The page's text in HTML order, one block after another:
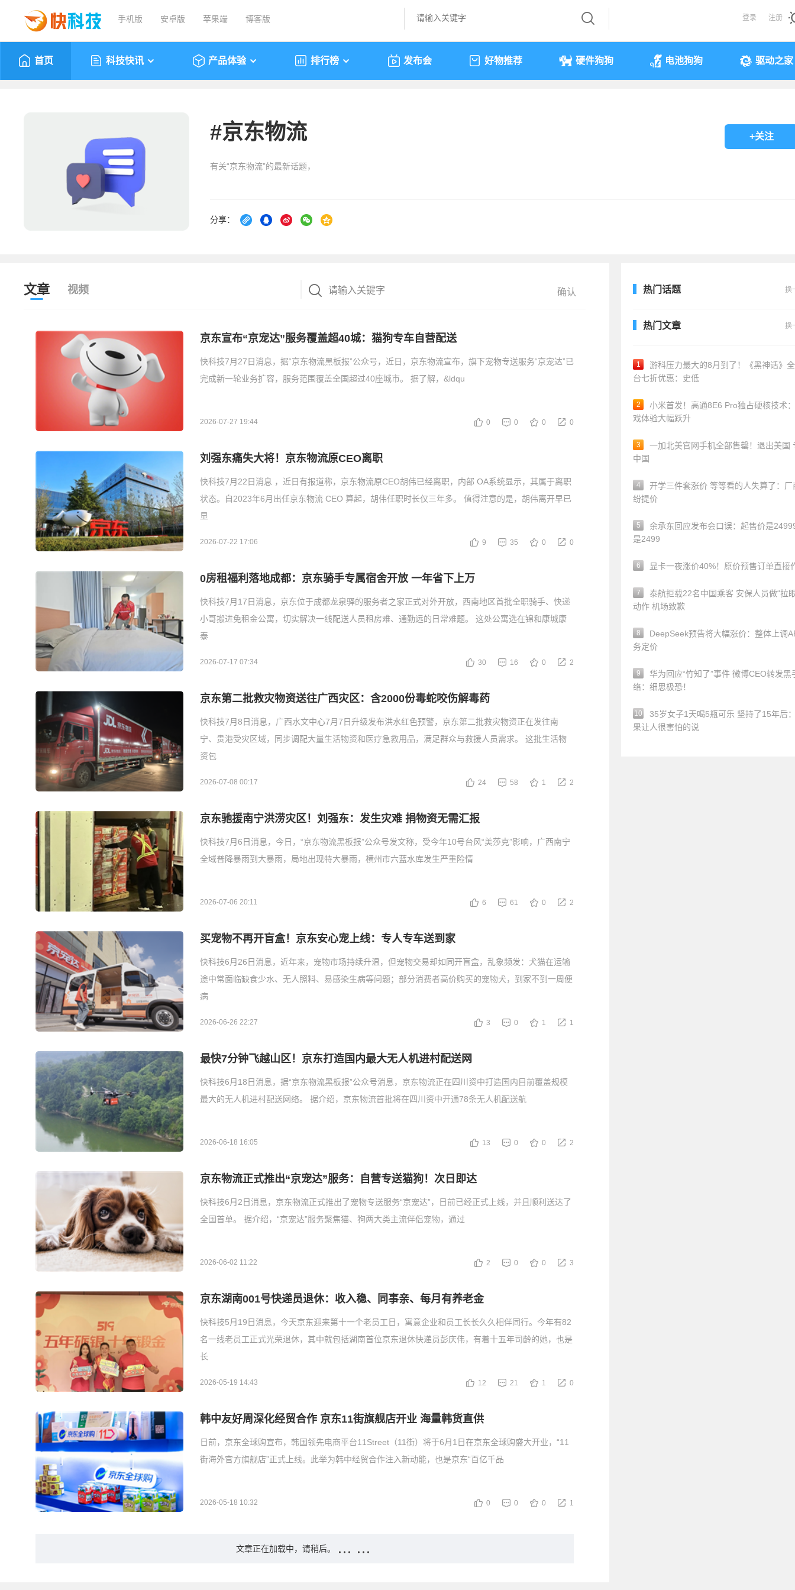
手机版 安卓版 苹果端 博客版 登录 注册
首页 科技快讯 产品体验 排行榜 发布会 好物推荐 硬件狗狗 电池狗狗 驱动之家
#京东物流
有关“京东物流”的最新话题，
分享：
+关注
文章 视频
京东宣布“京宠达”服务覆盖超40城：猫狗专车自营配送
快科技7月27日消息，据“京东物流黑板报”公众号，近日，京东物流宣布，旗下宠物专送服务“京宠达”已
完成新一轮业务扩容，服务范围覆盖全国超过40座城市。 据了解，&ldqu
2026-07-27 19:44 0 0 0 0
刘强东痛失大将！京东物流原CEO离职
快科技7月22日消息 ，近日有报道称，京东物流原CEO胡伟已经离职，内部 OA系统显示，其属于离职
状态。自2023年6月出任京东物流 CEO 算起，胡伟任职时长仅三年多。 值得注意的是，胡伟离开早已
显
2026-07-22 17:06 9 35 0 0
0房租福利落地成都：京东骑手专属宿舍开放 一年省下上万
快科技7月17日消息，京东位于成都龙泉驿的服务者之家正式对外开放，西南地区首批全职骑手、快递
小哥搬进免租金公寓，切实解决一线配送人员租房难、通勤远的日常难题。 这处公寓选在锦和康城康
泰
2026-07-17 07:34 30 16 0 2
京东第二批救灾物资送往广西灾区：含2000份毒蛇咬伤解毒药
快科技7月8日消息，广西水文中心7月7日升级发布洪水红色预警，京东第二批救灾物资正在发往南
宁、贵港受灾区域，同步调配大量生活物资和医疗急救用品，满足群众与救援人员需求。 这批生活物
资包
2026-07-08 00:17 24 58 1 2
京东驰援南宁洪涝灾区！刘强东：发生灾难 捐物资无需汇报
快科技7月6日消息，今日，“京东物流黑板报”公众号发文称，受今年10号台风“美莎克”影响，广西南宁
全域普降暴雨到大暴雨，局地出现特大暴雨，横州市六蓝水库发生严重险情
2026-07-06 20:11 6 61 0 2
买宠物不再开盲盒！京东安心宠上线：专人专车送到家
快科技6月26日消息，近年来，宠物市场持续升温，但宠物交易却如同开盲盒，乱象频发：犬猫在运输
途中常面临缺食少水、无人照料、易感染生病等问题；部分消费者高价购买的宠物犬，到家不到一周便
病
2026-06-26 22:27 3 0 1 1
最快7分钟飞越山区！京东打造国内最大无人机进村配送网
快科技6月18日消息，据“京东物流黑板报”公众号消息，京东物流正在四川资中打造国内目前覆盖规模
最大的无人机进村配送网络。 据介绍，京东物流首批将在四川资中开通78条无人机配送航
2026-06-18 16:05 13 0 0 2
京东物流正式推出“京宠达”服务：自营专送猫狗！次日即达
快科技6月2日消息，京东物流正式推出了宠物专送服务“京宠达”，日前已经正式上线，并且顺利送达了
全国首单。 据介绍，“京宠达”服务聚焦猫、狗两大类主流伴侣宠物，通过
2026-06-02 11:22 2 0 0 3
京东湖南001号快递员退休：收入稳、同事亲、每月有养老金
快科技5月19日消息，今天京东迎来第十一个老员工日，寓意企业和员工长长久久相伴同行。今年有82
名一线老员工正式光荣退休，其中就包括湖南首位京东退休快递员彭庆伟，有着十五年司龄的她，也是
长
2026-05-19 14:43 12 21 1 0
韩中友好周深化经贸合作 京东11街旗舰店开业 海量韩货直供
日前，京东全球购宣布，韩国领先电商平台11Street（11街）将于6月1日在京东全球购盛大开业，“11
街海外官方旗舰店”正式上线。此举为韩中经贸合作注入新动能，也是京东“百亿千品
2026-05-18 10:32 0 0 0 1
文章正在加载中，请稍后。
热门话题 换
热门文章 换
1
游科压力最大的8月到了！《黑神话》
台七折优惠：史低
2
小米首发！高通8E6 Pro独占硬核技术
戏体验大幅跃升
3
一加北美官网手机全部售罄！退出美国
中国
4
开学三件套涨价 等等看的人失算了：厂
纷提价
5
余承东回应发布会口误：起售价是
是2499
6 显卡一夜涨价40%！原价预售订单直接
7
泰航拒载22名中国乘客 安保人员做“拉
动作 机场致歉
8
DeepSeek预告将大幅涨价：整体上调
务定价
9
华为回应“竹知了”事件 微博CEO转发黑
络：细思极恐！
10
35岁女子1天喝5瓶可乐 坚持了15年后
果让人很害怕的说